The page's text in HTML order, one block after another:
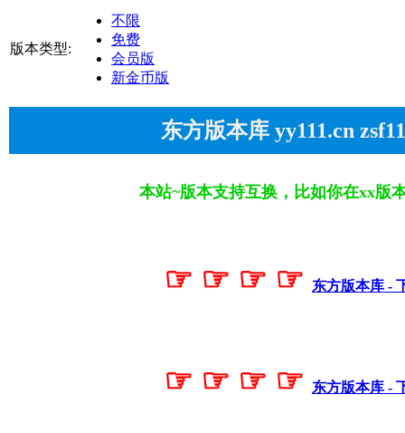
版本类型:
不限
免费
会员版
新金币版
东方版本库 yy111.cn
本站~版本支持互换，比如你在xx版
☞ ☞ ☞ ☞ 东方版本库 -
☞ ☞ ☞ ☞ 东方版本库 -